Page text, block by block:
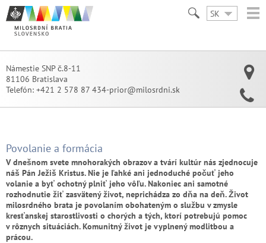
SK
Námestie SNP č.8-11
81106 Bratislava
Telefón: +421 2 578 87 434-prior@milosrdni.sk
Povolanie a formácia
V dnešnom svete mnohorakých obrazov a tvárí kultúr nás zjednocuje
náš Pán Ježiš Kristus. Nie je ľahké ani jednoduché počuť jeho
volanie a byť ochotný plniť jeho vôľu. Nakoniec ani samotné
rozhodnutie žiť zasvätený život, neprichádza zo dňa na deň. Život
milosrdného brata je povolaním obohateným o službu v zmysle
kresťanskej starostlivosti o chorých a tých, ktorí potrebujú pomoc
v rôznych situáciách. Komunitný život je vyplnený modlitbou a
prácou.